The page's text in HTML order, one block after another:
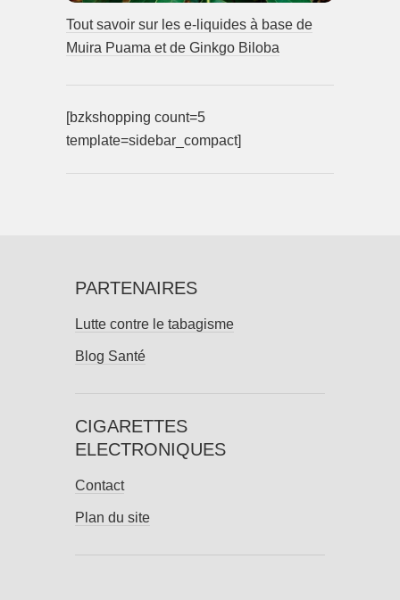
Tout savoir sur les e-liquides à base de
Muira Puama et de Ginkgo Biloba
[bzkshopping count=5
template=sidebar_compact]
PARTENAIRES
Lutte contre le tabagisme
Blog Santé
CIGARETTES
ELECTRONIQUES
Contact
Plan du site